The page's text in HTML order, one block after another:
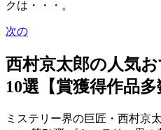
クは・・・。
次の
西村京太郎の人気
10選【賞獲得作品多
ミステリー界の巨匠・西村京